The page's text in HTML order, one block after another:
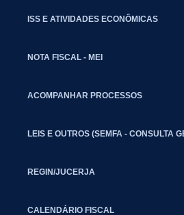
ISS E ATIVIDADES ECONÔMICAS
NOTA FISCAL - MEI
ACOMPANHAR PROCESSOS
LEIS E OUTROS (SEMFA - CONSULTA
REGIN/JUCERJA
CALENDÁRIO FISCAL